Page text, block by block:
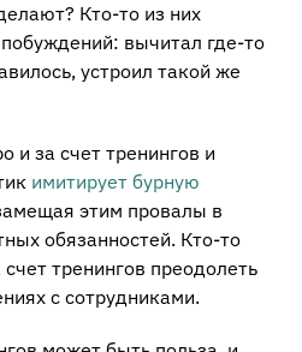
Кто-то из них
вычитал где-то
устроил такой же
и за счет тренингов и
имитирует бурную
этим провалы в
обязанностей. Кто-то
тренингов преодолеть
с сотрудниками.